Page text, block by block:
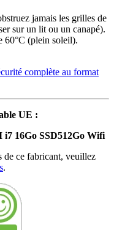
jamais les grilles de
sur un lit ou un canapé).
60°C (plein soleil).
complète au format
UE :
i7 16Go SSD512Go Wifi
de ce fabricant, veuillez
.